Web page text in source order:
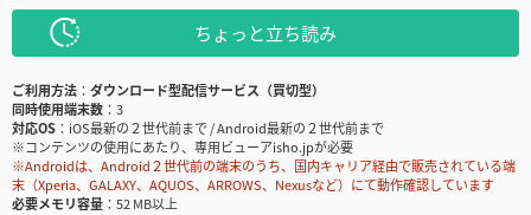
ちょっと立ち読み
ご利用方法
ダウンロード型配信サービス（買切型）
同時使用端末数
3
対応OS
iOS最新の２世代前まで / Android最新の２世代前まで
※コンテンツの使用にあたり、専用ビューアisho.jpが必要
※Androidは、Android２世代前の端末のうち、国内キャリア経由で販売されている端
末（Xperia、GALAXY、AQUOS、ARROWS、Nexusなど）にて動作確認しています
必要メモリ容量
52 MB以上